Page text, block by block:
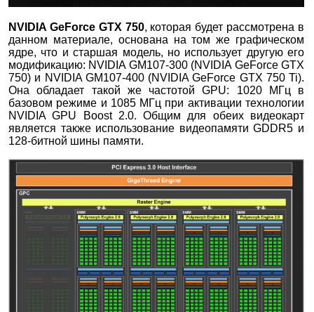
NVIDIA GeForce GTX 750, которая будет рассмотрена в
данном материале, основана на том же графическом
ядре, что и старшая модель, но использует другую его
модификацию: NVIDIA GM107-300 (NVIDIA GeForce GTX
750) и NVIDIA GM107-400 (NVIDIA GeForce GTX 750 Ti).
Она обладает такой же частотой GPU: 1020 МГц в
базовом режиме и 1085 МГц при активации технологии
NVIDIA GPU Boost 2.0. Общим для обеих видеокарт
является также использование видеопамяти GDDR5 и
128-битной шины памяти.